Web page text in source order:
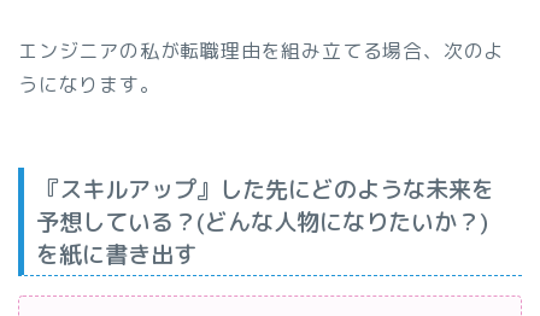
エンジニアの私が転職理由を組み立てる場合、次のよ
うになります。
『スキルアップ』した先にどのような未来を
予想している？(どんな人物になりたいか？)
を紙に書き出す